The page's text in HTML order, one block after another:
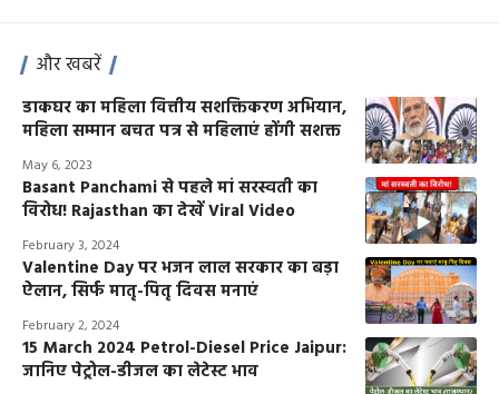
और खबरें
डाकघर का महिला वित्तीय सशक्तिकरण अभियान,
महिला सम्मान बचत पत्र से महिलाएं होंगी सशक्त
May 6, 2023
Basant Panchami से पहले मां सरस्वती का
विरोध! Rajasthan का देखें Viral Video
February 3, 2024
Valentine Day पर भजन लाल सरकार का बड़ा
ऐलान, सिर्फ मातृ-पितृ दिवस मनाएं
February 2, 2024
15 March 2024 Petrol-Diesel Price Jaipur:
जानिए पेट्रोल-डीजल का लेटेस्ट भाव